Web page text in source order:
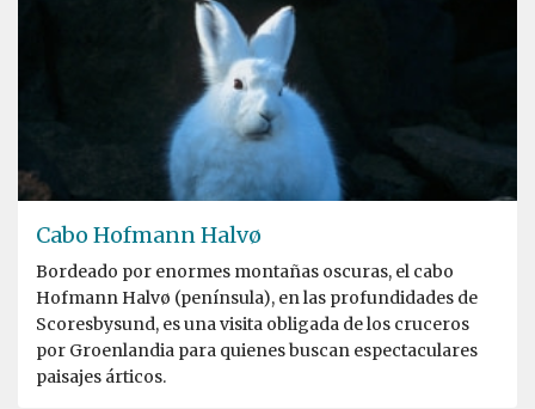
Cabo Hofmann Halvø
Bordeado por enormes montañas oscuras, el cabo
Hofmann Halvø (península), en las profundidades de
Scoresbysund, es una visita obligada de los cruceros
por Groenlandia para quienes buscan espectaculares
paisajes árticos.